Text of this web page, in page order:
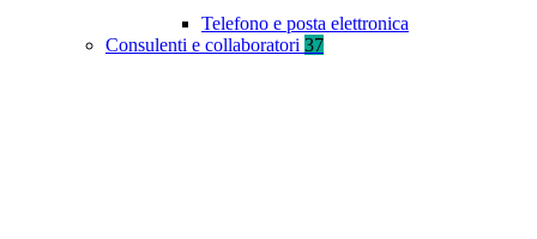
Telefono e posta elettronica
Consulenti e collaboratori 37